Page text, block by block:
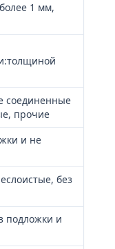
1 мм,
соединенные
прочие
и не
без
подложки и